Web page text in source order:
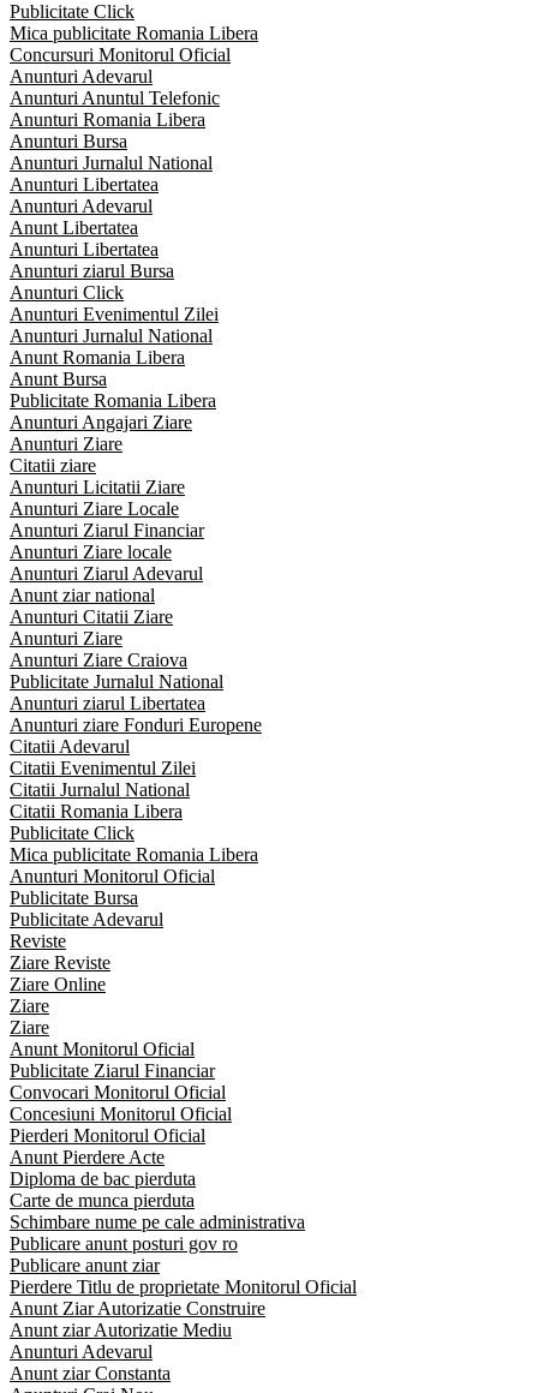
Publicitate Click
Mica publicitate Romania Libera
Concursuri Monitorul Oficial
Anunturi Adevarul
Anunturi Anuntul Telefonic
Anunturi Romania Libera
Anunturi Bursa
Anunturi Jurnalul National
Anunturi Libertatea
Anunturi Adevarul
Anunt Libertatea
Anunturi Libertatea
Anunturi ziarul Bursa
Anunturi Click
Anunturi Evenimentul Zilei
Anunturi Jurnalul National
Anunt Romania Libera
Anunt Bursa
Publicitate Romania Libera
Anunturi Angajari Ziare
Anunturi Ziare
Citatii ziare
Anunturi Licitatii Ziare
Anunturi Ziare Locale
Anunturi Ziarul Financiar
Anunturi Ziare locale
Anunturi Ziarul Adevarul
Anunt ziar national
Anunturi Citatii Ziare
Anunturi Ziare
Anunturi Ziare Craiova
Publicitate Jurnalul National
Anunturi ziarul Libertatea
Anunturi ziare Fonduri Europene
Citatii Adevarul
Citatii Evenimentul Zilei
Citatii Jurnalul National
Citatii Romania Libera
Publicitate Click
Mica publicitate Romania Libera
Anunturi Monitorul Oficial
Publicitate Bursa
Publicitate Adevarul
Reviste
Ziare Reviste
Ziare Online
Ziare
Ziare
Anunt Monitorul Oficial
Publicitate Ziarul Financiar
Convocari Monitorul Oficial
Concesiuni Monitorul Oficial
Pierderi Monitorul Oficial
Anunt Pierdere Acte
Diploma de bac pierduta
Carte de munca pierduta
Schimbare nume pe cale administrativa
Publicare anunt posturi gov ro
Publicare anunt ziar
Pierdere Titlu de proprietate Monitorul Oficial
Anunt Ziar Autorizatie Construire
Anunt ziar Autorizatie Mediu
Anunturi Adevarul
Anunt ziar Constanta